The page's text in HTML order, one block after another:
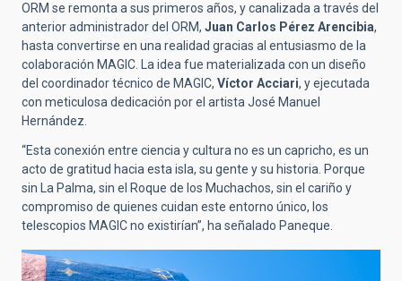
ORM se remonta a sus primeros años, y canalizada a través del
anterior administrador del ORM, Juan Carlos Pérez Arencibia,
hasta convertirse en una realidad gracias al entusiasmo de la
colaboración MAGIC. La idea fue materializada con un diseño
del coordinador técnico de MAGIC, Víctor Acciari, y ejecutada
con meticulosa dedicación por el artista José Manuel
Hernández.
“Esta conexión entre ciencia y cultura no es un capricho, es un
acto de gratitud hacia esta isla, su gente y su historia. Porque
sin La Palma, sin el Roque de los Muchachos, sin el cariño y
compromiso de quienes cuidan este entorno único, los
telescopios MAGIC no existirían”, ha señalado Paneque.